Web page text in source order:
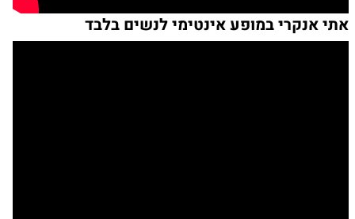
אתי אנקרי במופע אינטימי לנשים בלבד